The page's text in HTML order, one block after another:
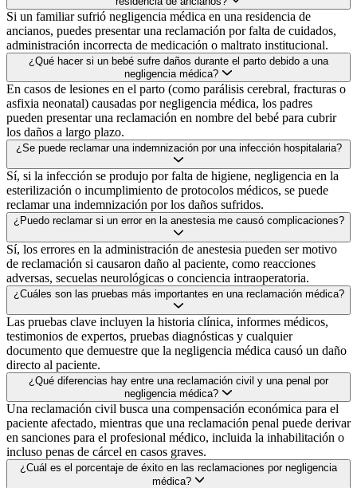
Si un familiar sufrió negligencia médica en una residencia de
ancianos, puedes presentar una reclamación por falta de cuidados,
administración incorrecta de medicación o maltrato institucional.
¿Qué hacer si un bebé sufre daños durante el parto debido a una
negligencia médica?
En casos de lesiones en el parto (como parálisis cerebral, fracturas o
asfixia neonatal) causadas por negligencia médica, los padres
pueden presentar una reclamación en nombre del bebé para cubrir
los daños a largo plazo.
¿Se puede reclamar una indemnización por una infección hospitalaria?
Sí, si la infección se produjo por falta de higiene, negligencia en la
esterilización o incumplimiento de protocolos médicos, se puede
reclamar una indemnización por los daños sufridos.
¿Puedo reclamar si un error en la anestesia me causó complicaciones?
Sí, los errores en la administración de anestesia pueden ser motivo
de reclamación si causaron daño al paciente, como reacciones
adversas, secuelas neurológicas o conciencia intraoperatoria.
¿Cuáles son las pruebas más importantes en una reclamación médica?
Las pruebas clave incluyen la historia clínica, informes médicos,
testimonios de expertos, pruebas diagnósticas y cualquier
documento que demuestre que la negligencia médica causó un daño
directo al paciente.
¿Qué diferencias hay entre una reclamación civil y una penal por
negligencia médica?
Una reclamación civil busca una compensación económica para el
paciente afectado, mientras que una reclamación penal puede derivar
en sanciones para el profesional médico, incluida la inhabilitación o
incluso penas de cárcel en casos graves.
¿Cuál es el porcentaje de éxito en las reclamaciones por negligencia
médica?